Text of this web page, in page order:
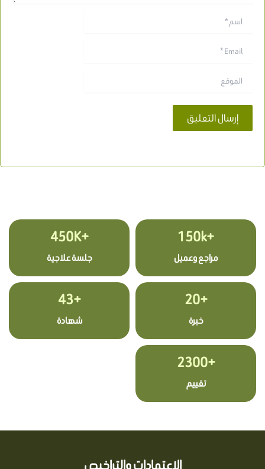
+150k
مراجع وعميل
+450K
جلسة علاجية
+20
خبرة
+43
شهادة
+2300
تقييم